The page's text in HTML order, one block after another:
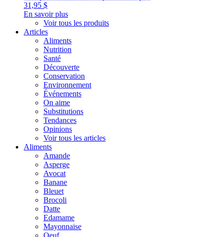
31,95 $
En savoir plus
Voir tous les produits
Articles
Aliments
Nutrition
Santé
Découverte
Conservation
Environnement
Événements
On aime
Substitutions
Tendances
Opinions
Voir tous les articles
Aliments
Amande
Asperge
Avocat
Banane
Bleuet
Brocoli
Datte
Edamame
Mayonnaise
Oeuf